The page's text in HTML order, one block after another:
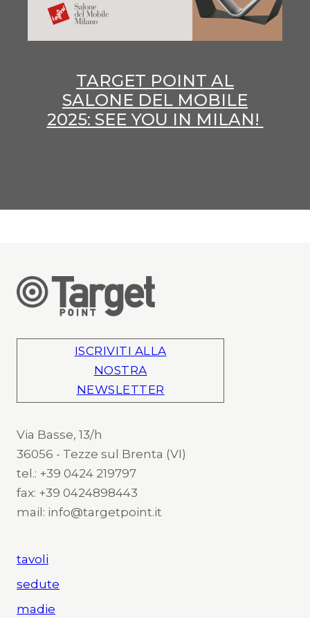
TARGET POINT AL
SALONE DEL MOBILE
2025: SEE YOU IN MILAN!
ISCRIVITI ALLA
NOSTRA
NEWSLETTER
Via Basse, 13/h
36056 - Tezze sul Brenta (VI)
tel.: +39 0424 219797
fax: +39 0424898443
mail: info@targetpoint.it
tavoli
sedute
madie